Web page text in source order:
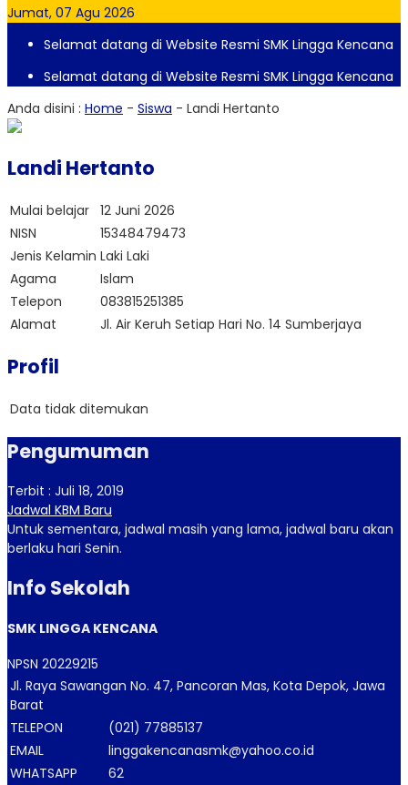
Jumat, 07 Agu 2026
Selamat datang di Website Resmi SMK Lingga Kencana
Selamat datang di Website Resmi SMK Lingga Kencana
Anda disini : Home - Siswa - Landi Hertanto
Landi Hertanto
Mulai belajar 12 Juni 2026
NISN
15348479473
Jenis Kelamin Laki Laki
Agama
Islam
Telepon
083815251385
Alamat
Jl. Air Keruh Setiap Hari No. 14 Sumberjaya
Profil
Data tidak ditemukan
Pengumuman
Terbit : Juli 18, 2019
Jadwal KBM Baru
Untuk sementara, jadwal masih yang lama, jadwal baru akan
berlaku hari Senin.
Info Sekolah
SMK LINGGA KENCANA
NPSN 20229215
Jl. Raya Sawangan No. 47, Pancoran Mas, Kota Depok, Jawa
Barat
TELEPON
(021) 77885137
EMAIL
linggakencanasmk@yahoo.co.id
WHATSAPP
62